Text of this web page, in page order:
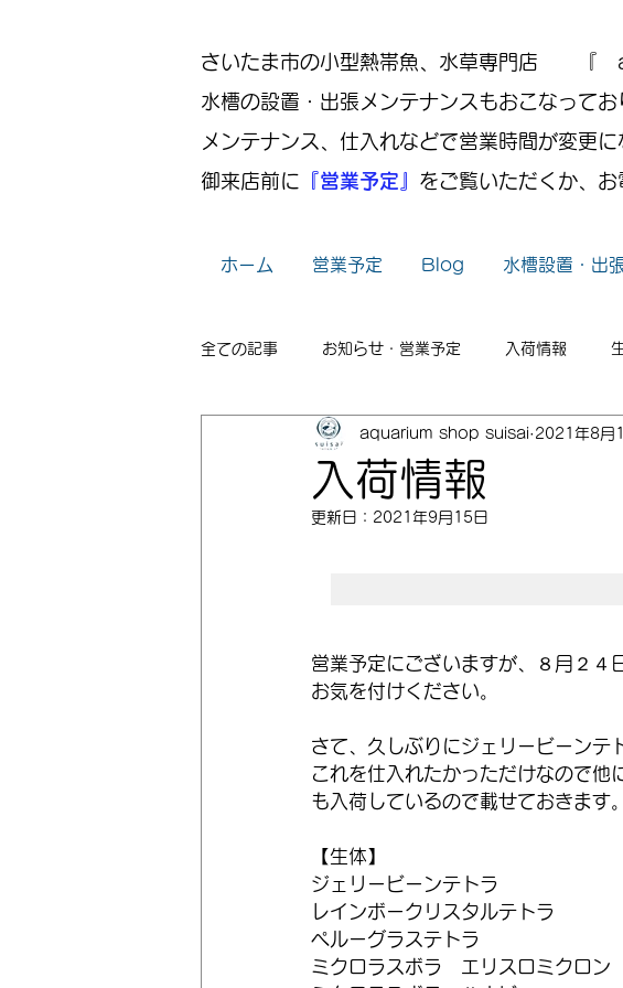
さいたま市の小型熱帯魚、水草専門
水槽の設置・出張メンテナンスもおこなって
メンテナンス、仕入れなどで営業時間が変更
御来店前に 『営業予定』 をご覧いただくか、お
ホーム 営業予定 Blog 水槽設置・出
全ての記事 お知らせ・営業予定 入荷情報
レイアウト 出張メンテナンス 小ネタ
入荷情報
aquarium shop suisai 2021年8月
更新日： 2021年9月15日
営業予定にございますが、８月２４
お気を付けください。
さて、久しぶりにジェリービーンテ
これを仕入れたかっただけなので他
も入荷しているので載せておきます。
【生体】
ジェリービーンテトラ
レインボークリスタルテトラ
ペルーグラステトラ
ミクロラスボラ　エリスロミクロン